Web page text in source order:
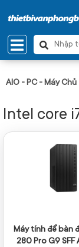
AIO - PC - Máy Chủ
Intel core
Máy tính để bàn
280 Pro G9 SFF